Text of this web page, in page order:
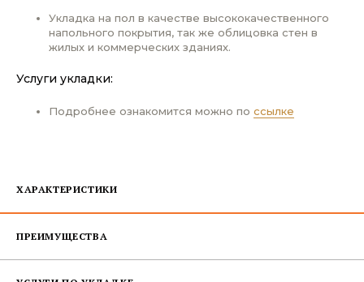
Укладка на пол в качестве высококачественного
напольного покрытия, так же облицовка стен в
жилых и коммерческих зданиях.
Услуги укладки:
Подробнее ознакомится можно по ссылке
ХАРАКТЕРИСТИКИ
ПРЕИМУЩЕСТВА